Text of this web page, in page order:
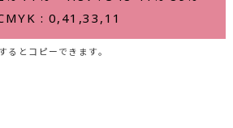
: 0,41,33,11
るとコピーできます。